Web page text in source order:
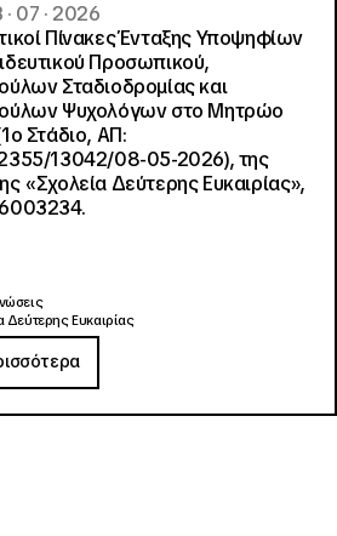
07 · 2026
Πίνακες Ένταξης Υποψηφίων
Προσωπικού,
Σταδιοδρομίας και
Ψυχολόγων στο Μητρώο
Στάδιο, ΑΠ:
13042/08-05-2026), της
«Σχολεία Δεύτερης Ευκαιρίας»,
Δεύτερης Ευκαιρίας